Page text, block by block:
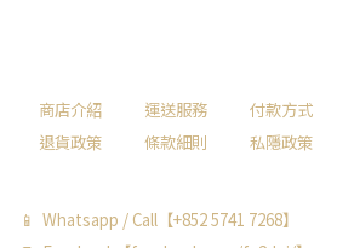
商店介紹 運送服務
付款方式
退貨政策
條款細則 私隱政策
📱 Whatsapp / Call【+852 5741 7268】